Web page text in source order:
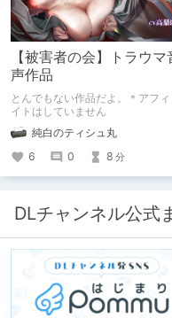
【被害者の会】トラウマ
声作品
とんでもない作品だよ。＊アフィ
イトはしていません
純白のティシュ丸
6
0 8 分
DLチャンネル公式